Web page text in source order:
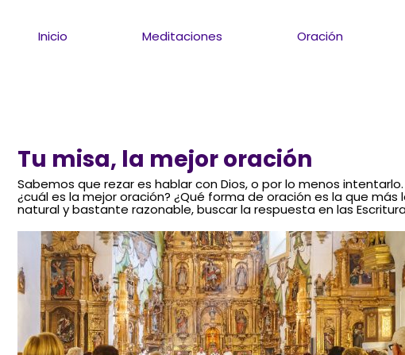
Inicio Meditaciones Oración
Tu misa, la mejor oración
Sabemos que rezar es hablar con Dios, o por lo menos
¿cuál es la mejor oración? ¿Qué forma de oración es la que más
natural y bastante razonable, buscar la respuesta en las